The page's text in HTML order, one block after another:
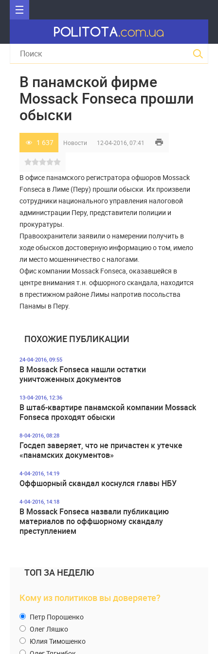
В панамской фирме
Mossack Fonseca прошли
обыски
1 637 Новости 12-04-2016, 07:41
В офисе панамского регистратора офшоров Mossack
Fonseca в Лиме (Перу) прошли обыски. Их произвели
сотрудники национального управления налоговой
администрации Перу, представители полиции и
прокуратуры.
Правоохранители заявили о намерении получить в
ходе обысков достоверную информацию о том, имело
ли место мошенничество с налогами.
Офис компании Mossack Fonseca, оказавшейся в
центре внимания т.н. офшорного скандала, находится
в престижном районе Лимы напротив посольства
Панамы в Перу.
ПОХОЖИЕ ПУБЛИКАЦИИ
24-04-2016, 09:55
В Mossack Fonseca нашли остатки
уничтоженных документов
13-04-2016, 12:36
В штаб-квартире панамской компании Mossack
Fonseca проходят обыски
8-04-2016, 08:28
Госдеп заверяет, что не причастен к утечке
«панамских документов»
4-04-2016, 14:19
Оффшорный скандал коснулся главы НБУ
4-04-2016, 14:18
В Mossack Fonseca назвали публикацию
материалов по оффшорному скандалу
преступлением
ТОП ЗА НЕДЕЛЮ
Кому из политиков вы доверяете?
Петр Порошенко
Олег Ляшко
Юлия Тимошенко